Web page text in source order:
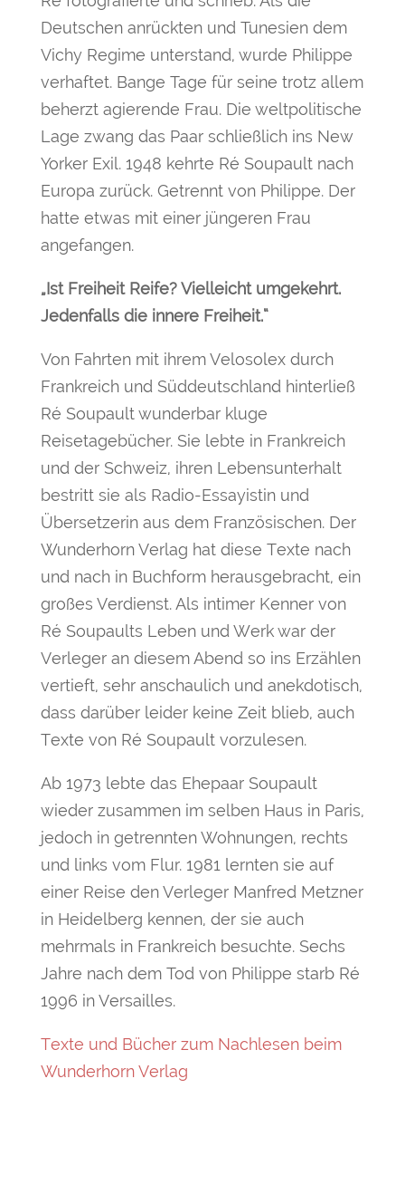
Deutschen anrückten und Tunesien dem
Vichy Regime unterstand, wurde Philippe
verhaftet. Bange Tage für seine trotz allem
beherzt agierende Frau. Die weltpolitische
Lage zwang das Paar schließlich ins New
Yorker Exil. 1948 kehrte Ré Soupault nach
Europa zurück. Getrennt von Philippe. Der
hatte etwas mit einer jüngeren Frau
angefangen.
„Ist Freiheit Reife? Vielleicht umgekehrt.
Jedenfalls die innere Freiheit.“
Von Fahrten mit ihrem Velosolex durch
Frankreich und Süddeutschland hinterließ
Ré Soupault wunderbar kluge
Reisetagebücher. Sie lebte in Frankreich
und der Schweiz, ihren Lebensunterhalt
bestritt sie als Radio-Essayistin und
Übersetzerin aus dem Französischen. Der
Wunderhorn Verlag hat diese Texte nach
und nach in Buchform herausgebracht, ein
großes Verdienst. Als intimer Kenner von
Ré Soupaults Leben und Werk war der
Verleger an diesem Abend so ins Erzählen
vertieft, sehr anschaulich und anekdotisch,
dass darüber leider keine Zeit blieb, auch
Texte von Ré Soupault vorzulesen.
Ab 1973 lebte das Ehepaar Soupault
wieder zusammen im selben Haus in Paris,
jedoch in getrennten Wohnungen, rechts
und links vom Flur. 1981 lernten sie auf
einer Reise den Verleger Manfred Metzner
in Heidelberg kennen, der sie auch
mehrmals in Frankreich besuchte. Sechs
Jahre nach dem Tod von Philippe starb Ré
1996 in Versailles.
Texte und Bücher zum Nachlesen beim
Wunderhorn Verlag